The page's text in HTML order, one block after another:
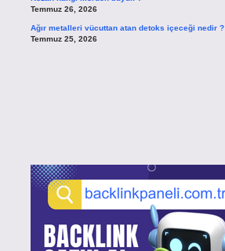
Temmuz 26, 2026
Ağır metalleri vücuttan atan detoks içeceği nedir ?
Temmuz 25, 2026